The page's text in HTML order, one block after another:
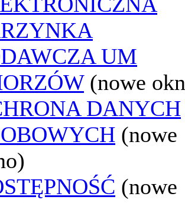
UM
(nowe
DANYCH
(nowe
(nowe